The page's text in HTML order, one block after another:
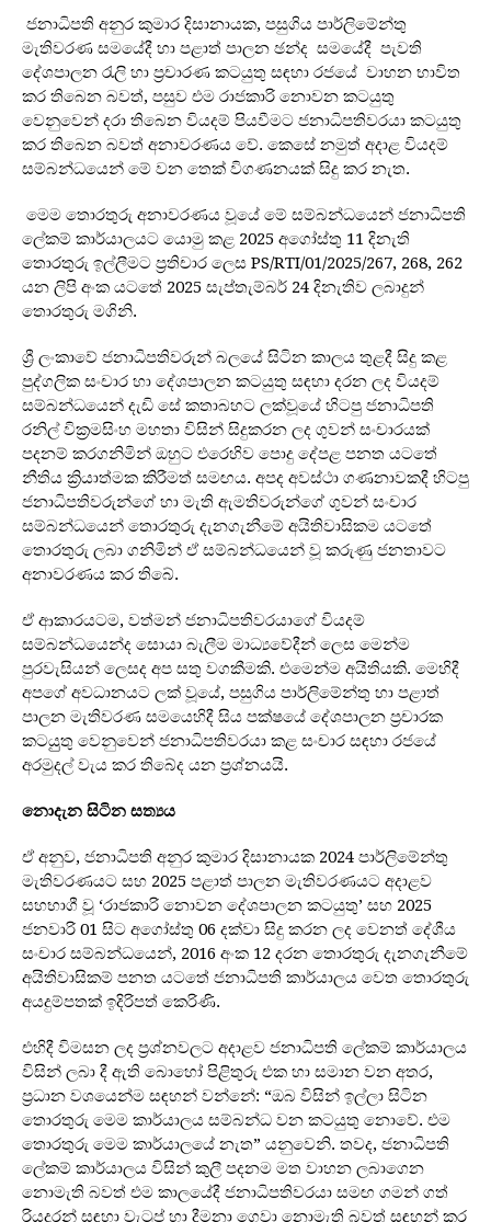
ජනාධිපති අනුර කුමාර දිසානායක, පසුගිය පාර්ලිමේන්තු
මැතිවරණ සමයේදී හා පළාත් පාලන ඡන්ද සමයේදී පැවති
දේශපාලන රැලි හා ප්‍රචාරණ කටයුතු සඳහා රජයේ වාහන භාවිත
කර තිබෙන බවත්, පසුව එම රාජකාරි නොවන කටයුතු
වෙනුවෙන් දරා තිබෙන වියදම් පියවීමට ජනාධිපතිවරයා කටයුතු
කර තිබෙන බවත් අනාවරණය වේ. කෙසේ නමුත් අදාළ වියදම්
සම්බන්ධයෙන් මේ වන තෙක් විගණනයක් සිදු කර නැත.
මෙම තොරතුරු අනාවරණය වූයේ මේ සම්බන්ධයෙන් ජනාධිපති
ලේකම් කාර්යාලයට යොමු කළ 2025 අගෝස්තු 11 දිනැති
තොරතුරු ඉල්ලීමට ප්‍රතිචාර ලෙස PS/RTI/01/2025/267, 268, 262
යන ලිපි අංක යටතේ 2025 සැප්තැම්බර් 24 දිනැතිව ලබාදුන්
තොරතුරු මගිනි.
ශ්‍රී ලංකාවේ ජනාධිපතිවරුන් බලයේ සිටින කාලය තුළදී සිදු කළ
පුද්ගලික සංචාර හා දේශපාලන කටයුතු සඳහා දරන ලද වියදම්
සම්බන්ධයෙන් දැඩි සේ කතාබහට ලක්වූයේ හිටපු ජනාධිපති
රනිල් වික්‍රමසිංහ මහතා විසින් සිදුකරන ලද ගුවන් සංචාරයක්
පදනම් කරගනිමින් ඔහුට එරෙහිව පොදු දේපළ පනත යටතේ
නීතිය ක්‍රියාත්මක කිරීමත් සමඟය. අපද අවස්ථා ගණනාවකදී හිටපු
ජනාධිපතිවරුන්ගේ හා මැති ඇමතිවරුන්ගේ ගුවන් සංචාර
සම්බන්ධයෙන් තොරතුරු දැනගැනීමේ අයිතිවාසිකම යටතේ
තොරතුරු ලබා ගනිමින් ඒ සම්බන්ධයෙන් වූ කරුණු ජනතාවට
අනාවරණය කර තිබේ.
ඒ ආකාරයටම, වත්මන් ජනාධිපතිවරයාගේ වියදම්
සම්බන්ධයෙන්ද සොයා බැලීම මාධ්‍යවේදීන් ලෙස මෙන්ම
පුරවැසියන් ලෙසද අප සතු වගකීමකි. එමෙන්ම අයිතියකි. මෙහිදී
අපගේ අවධානයට ලක් වූයේ, පසුගිය පාර්ලිමේන්තු හා පළාත්
පාලන මැතිවරණ සමයෙහිදී සිය පක්ෂයේ දේශපාලන ප්‍රචාරක
කටයුුතු වෙනුවෙන් ජනාධිපතිවරයා කළ සංචාර සඳහා රජයේ
අරමුදල් වැය කර තිබේද යන ප්‍රශ්නයයි.
නොදැන සිටින සත්‍යය
ඒ අනුව, ජනාධිපති අනුර කුමාර දිසානායක 2024 පාර්ලිමේන්තු
මැතිවරණයට සහ 2025 පළාත් පාලන මැතිවරණයට අදාළව
සහභාගී වූ ‘රාජකාරි නොවන දේශපාලන කටයුතු’ සහ 2025
ජනවාරි 01 සිට අගෝස්තු 06 දක්වා සිදු කරන ලද වෙනත් දේශීය
සංචාර සම්බන්ධයෙන්, 2016 අංක 12 දරන තොරතුරු දැනගැනීමේ
අයිතිවාසිකම් පනත යටතේ ජනාධිපති කාර්යාලය වෙත තොරතුරු
අයදුම්පතක් ඉදිරිපත් කෙරිණි.
එහිදී විමසන ලද ප්‍රශ්නවලට අදාළව ජනාධිපති ලේකම් කාර්යාලය
විසින් ලබා දී ඇති බොහෝ පිළිතුරු එක හා සමාන වන අතර,
ප්‍රධාන වශයෙන්ම සඳහන් වන්නේ: “ඔබ විසින් ඉල්ලා සිටින
තොරතුරු මෙම කාර්යාලය සම්බන්ධ වන කටයුතු නොවේ. එම
තොරතුරු මෙම කාර්යාලයේ නැත” යනුවෙනි. තවද, ජනාධිපති
ලේකම් කාර්යාලය විසින් කුලී පදනම මත වාහන ලබාගෙන
නොමැති බවත් එම කාලයේදී ජනාධිපතිවරයා සමඟ ගමන් ගත්
රියදුරන් සඳහා වැටුප් හා දීමනා ගෙවා නොමැති බවත් සඳහන් කර